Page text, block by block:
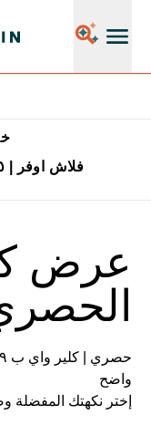
فلاش اوفر | ٥٪ إضافية باستخدام كود محدود
عرض
واضح
إختر نكهتك المفضلة